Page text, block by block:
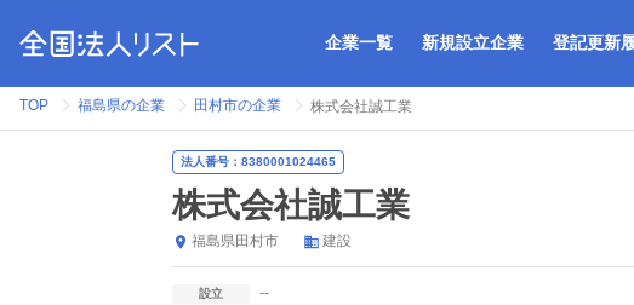
企業一覧 新規設立企業 登記更新
TOP 福島県の企業 田村市の企業 株式会社誠工業
法人番号：8380001024465
株式会社誠工業
福島県田村市 建設
設立 --